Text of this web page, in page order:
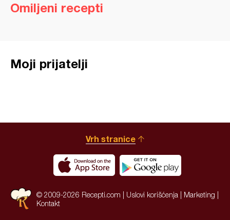
Omiljeni recepti
Moji prijatelji
Vrh stranice
© 2009-2026 Recepti.com | Uslovi korišćenja Marketing
Kontakt